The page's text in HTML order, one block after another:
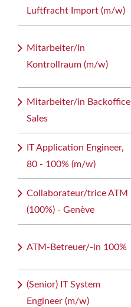
Luftfracht Import (m/w)
Mitarbeiter/in
Kontrollraum (m/w)
Mitarbeiter/in Backoffice
Sales
IT Application Engineer,
80 - 100% (m/w)
Collaborateur/trice ATM
(100%) - Genève
ATM-Betreuer/-in 100%
(Senior) IT System
Engineer (m/w)